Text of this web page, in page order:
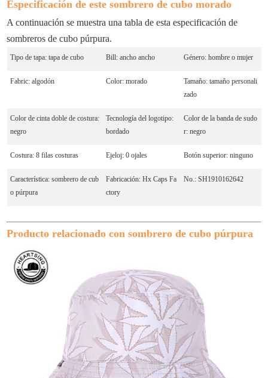
Especificación de este sombrero de cubo morado
A continuación se muestra una tabla de esta especificación de
sombreros de cubo púrpura.
Tipo de tapa: tapa de cubo Bill: ancho ancho Género: hombre o mujer
Fabric: algodón Color: morado
Tamaño: tamaño personali
zado
Color de cinta doble de costura:
negro
Tecnología del logotipo:
bordado
Color de la banda de sudo
r: negro
Costura: 8 filas costuras Ejeloj: 0 ojales Botón superior: ninguno
Característica: sombrero de cub
o púrpura
Fabricación: Hx Caps Fa
ctory
No.: SH1910162642
Producto relacionado con sombrero de cubo púrpura